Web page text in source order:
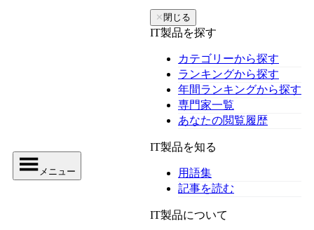
メニュー
✕ 閉じる
IT製品を探す
カテゴリーから探す
ランキングから探す
年間ランキングから探す
専門家一覧
あなたの閲覧履歴
IT製品を知る
用語集
記事を読む
IT製品について